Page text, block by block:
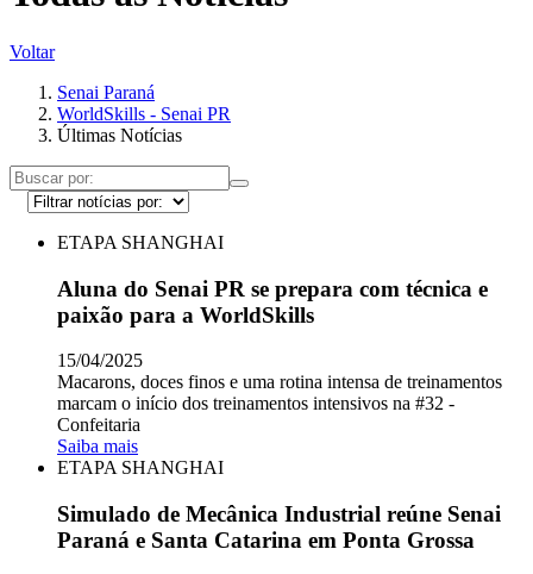
Voltar
Senai Paraná
WorldSkills - Senai PR
Últimas Notícias
ETAPA SHANGHAI
Aluna do Senai PR se prepara com técnica e
paixão para a WorldSkills
15/04/2025
Macarons, doces finos e uma rotina intensa de treinamentos
marcam o início dos treinamentos intensivos na #32 -
Confeitaria
Saiba mais
ETAPA SHANGHAI
Simulado de Mecânica Industrial reúne Senai
Paraná e Santa Catarina em Ponta Grossa